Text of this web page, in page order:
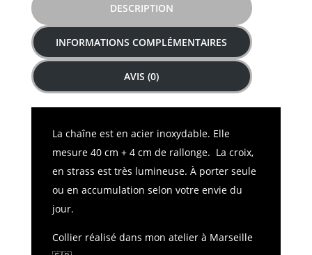
DESCRIPTION
INFORMATIONS COMPLÉMENTAIRES
AVIS (0)
La chaîne est en acier inoxydable. Elle
mesure 40 cm + 4 cm de rallonge. La croix,
en strass est très lumineuse. À porter seule
ou en accumulation selon votre envie du
jour.
Collier réalisé dans mon atelier à Marseille